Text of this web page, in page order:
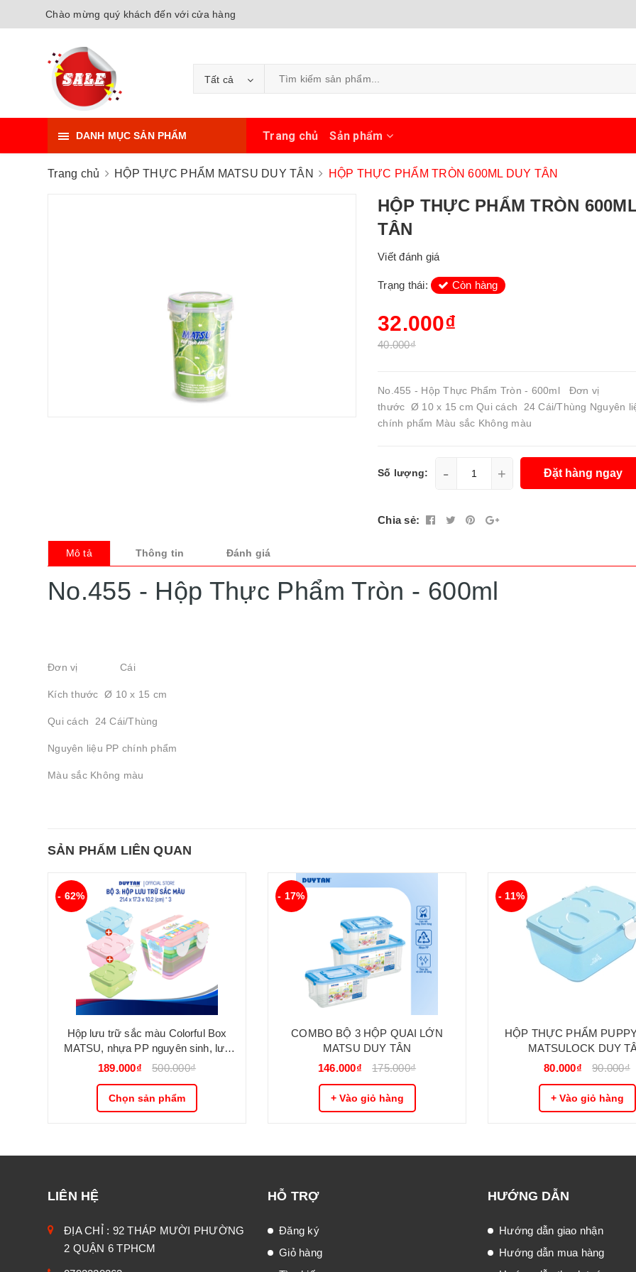
Chào mừng quý khách đến với cửa hàng
Tất cả
DANH MỤC SẢN PHẨM Trang chủ Sản phẩm
Trang chủ HỘP THỰC PHẨM MATSU DUY TÂN HỘP THỰC PHẨM TRÒN 600ML DUY TÂN
HỘP THỰC PHẨM TRÒN
TÂN
Viết đánh giá
Trạng thái: Còn hàng
32.000₫
40.000₫
No.455 - Hộp Thực Phẩm Tròn - 600ml Đơn vị
thước Ø 10 x 15 cm Qui cách 24 Cái/Thùng Nguyên
chính phẩm Màu sắc Không màu
Số lượng: - + Đặt hàng ngay
Chia sẻ:
Mô tả Thông tin Đánh giá
No.455 - Hộp Thực Phẩm Tròn - 600ml
Đơn vị Cái
Kích thước Ø 10 x 15 cm
Qui cách 24 Cái/Thùng
Nguyên liệu PP chính phẩm
Màu sắc Không màu
SẢN PHẨM LIÊN QUAN
- 62%
Hộp lưu trữ sắc màu Colorful Box
MATSU, nhựa PP nguyên sinh, lưu
trữ đa năng cho gia đình, trẻ nhỏ DUY
189.000₫ 500.000₫
Chọn sản phẩm
- 17%
COMBO BỘ 3 HỘP QUAI LỚN
MATSU DUY TÂN
146.000₫
175.000₫
+ Vào giỏ hàng
- 11%
HỘP THỰC PHẨM
MATSULOCK DUY
80.000₫
90.000₫
+ Vào giỏ hàng
LIÊN HỆ
ĐỊA CHỈ : 92 THÁP MƯỜI PHƯỜNG
2 QUẬN 6 TPHCM
HỖ TRỢ
Đăng ký
Giỏ hàng
HƯỚNG DẪN
Hướng dẫn giao nhận
Hướng dẫn mua hàng